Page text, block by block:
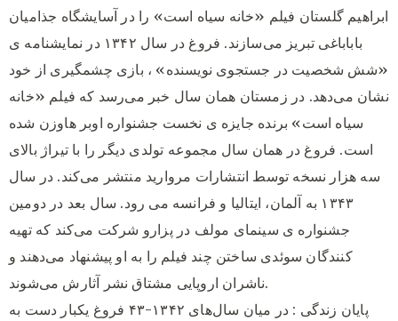
ابراهیم گلستان فیلم «خانه سیاه است» را در آسایشگاه جذامیان
باباباغی تبریز می‌سازند. فروغ در سال ۱۳۴۲ در نمایشنامه ی
«شش شخصیت در جستجوی نویسنده» ، بازی چشمگیری از خود
نشان می‌دهد. در زمستان همان سال خبر می‌رسد که فیلم «خانه
سیاه است» برنده جایزه ی نخست جشنواره اوبر هاوزن شده
است. فروغ در همان سال مجموعه تولدی دیگر را با تیراژ بالای
سه هزار نسخه توسط انتشارات مروارید منتشر می‌کند. در سال
۱۳۴۳ به آلمان، ایتالیا و فرانسه می‌ رود. سال بعد در دومین
جشنواره ی سینمای مولف در پزارو شرکت می‌کند که تهیه
کنندگان سوئدی ساختن چند فیلم را به او پیشنهاد می‌دهند و
ناشران اروپایی مشتاق نشر آثارش می‌شوند.
پایان زندگی : در میان سال‌های ۱۳۴۲-۴۳ فروغ یکبار دست به